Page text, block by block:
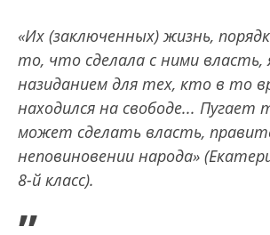
«Их (заключенных) жизнь,
то, что сделала с ними власть,
назиданием для тех, кто в то
находился на свободе... Пугает
может сделать власть,
неповиновении народа»
8-й класс).
„